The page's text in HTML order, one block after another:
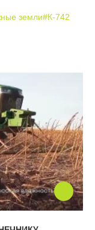
земли#К-742